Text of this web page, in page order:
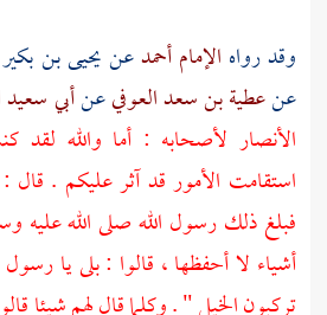
وقد رواه الإمام أحمدعنيحيى بن بكير
عنعطية بن سعد العوفيعنأبي
الأنصار لأصحابه : أما والله لقد
استقامت الأمور قد آثر عليكم . قال :
فبلغ ذلك رسول الله صلى الله عليه
أشياء لا أحفظها ، قالوا : بلى يا